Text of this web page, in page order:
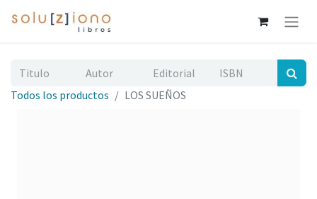
Todos los productos LOS SUEÑOS